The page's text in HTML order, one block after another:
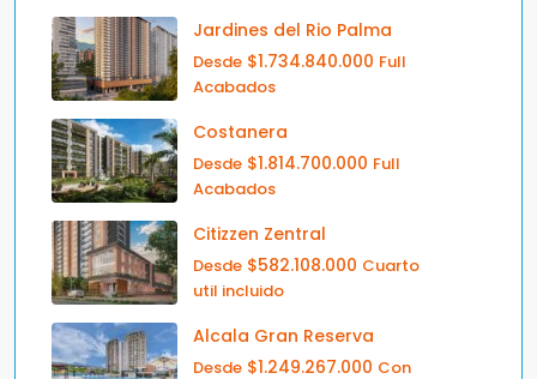
Jardines del Rio Palma
Desde $1.734.840.000 Full
Acabados
Costanera
Desde $1.814.700.000 Full
Acabados
Citizzen Zentral
Desde $582.108.000 Cuarto
util incluido
Alcala Gran Reserva
Desde $1.249.267.000 Con